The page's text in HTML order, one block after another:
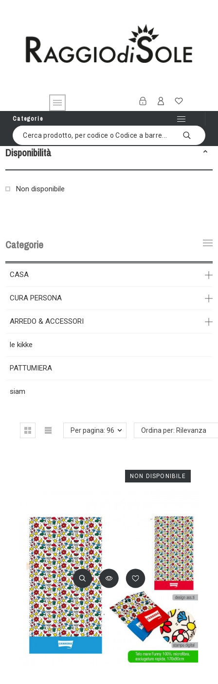
Categorie
Disponibilità
Non disponibile
Categorie
CASA
CURA PERSONA
ARREDO & ACCESSORI
le kikke
PATTUMIERA
siam
Per pagina: 96 Ordina per: Rilevanza
NON DISPONIBILE